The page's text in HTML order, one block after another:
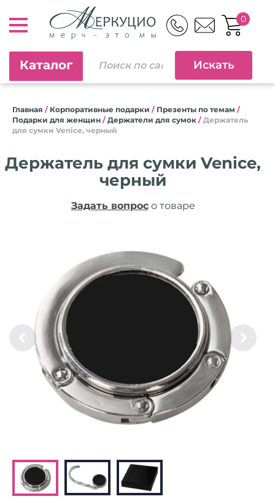
0
Каталог
Главная / Корпоративные подарки / Презенты по темам /
Подарки для женщин / Держатели для сумок / Держатель
для сумки Venice, черный
Держатель для сумки Venice,
черный
Задать вопросо товаре